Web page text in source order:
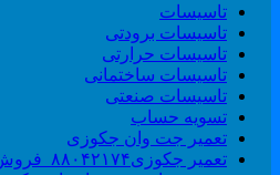
تاسیسات
تاسیسات برودتی
تاسیسات حرارتی
تاسیسات ساختمانی
تاسیسات صنعتی
تسویه حساب
تعمیر جت وان جکوزی
تعمیر جکوزی۸۸۰۴۲۱۷۴_فروش وان_جکوزی